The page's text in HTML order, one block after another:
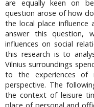
are equally keen on
question arose of how
the local place influence
answer this question,
influences on social
this research is to
Vilnius surroundings
to the experiences of
perspective. The
the context of leisure